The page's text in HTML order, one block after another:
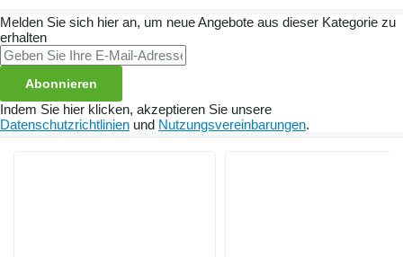
Melden Sie sich hier an, um neue Angebote aus dieser Kategorie zu
erhalten
Abonnieren
Indem Sie hier klicken, akzeptieren Sie unsere
Datenschutzrichtlinien und Nutzungsvereinbarungen.